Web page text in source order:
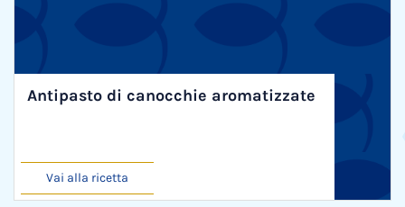
Antipasto di canocchie aromatizzate
Vai alla ricetta